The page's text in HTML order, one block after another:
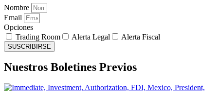
Nombre
Email
Opciones
Trading Room
Alerta Legal Alerta Fiscal
SUSCRIBIRSE
Nuestros Boletines Previos